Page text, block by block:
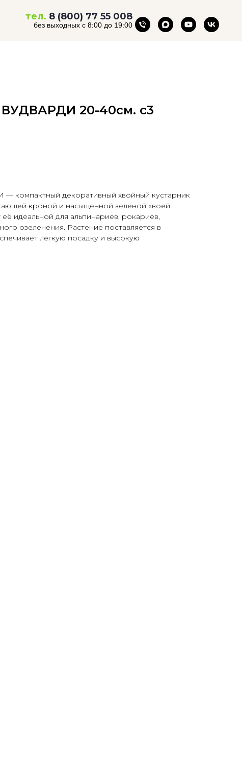
тел. 8 (800) 77 55 008
без выходных с 8:00 до 19:00
ВУДВАРДИ 20-40см. с3
компактный декоративный хвойный кустарник
кроной и насыщенной зелёной хвоей.
идеальной для альпинариев, рокариев,
озеленения. Растение поставляется в
лёгкую посадку и высокую